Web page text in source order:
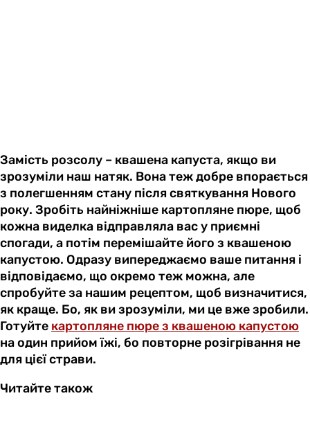
Замість розсолу – квашена капуста, якщо ви
зрозуміли наш натяк. Вона теж добре впорається
з полегшенням стану після святкування Нового
року. Зробіть найніжніше картопляне пюре, щоб
кожна виделка відправляла вас у приємні
спогади, а потім перемішайте його з квашеною
капустою. Одразу випереджаємо ваше питання і
відповідаємо, що окремо теж можна, але
спробуйте за нашим рецептом, щоб визначитися,
як краще. Бо, як ви зрозуміли, ми це вже зробили.
Готуйте картопляне пюре з квашеною капустою
на один прийом їжі, бо повторне розігрівання не
для цієї страви.
Читайте також